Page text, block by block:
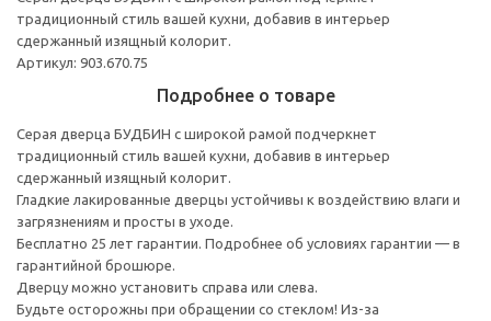
традиционный стиль вашей кухни, добавив в интерьер
сдержанный изящный колорит.
Артикул: 903.670.75
Подробнее о товаре
Серая дверца БУДБИН с широкой рамой подчеркнет
традиционный стиль вашей кухни, добавив в интерьер
сдержанный изящный колорит.
Гладкие лакированные дверцы устойчивы к воздействию влаги и
загрязнениям и просты в уходе.
Бесплатно 25 лет гарантии. Подробнее об условиях гарантии — в
гарантийной брошюре.
Дверцу можно установить справа или слева.
Будьте осторожны при обращении со стеклом! Из-за